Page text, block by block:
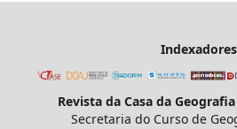
Indexadores
Revista da Casa da
Secretaria do Curso de